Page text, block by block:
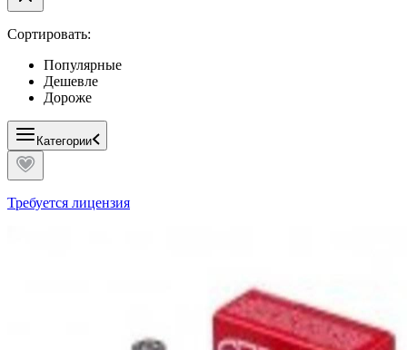
Сортировать:
Популярные
Дешевле
Дороже
Категории
Требуется лицензия